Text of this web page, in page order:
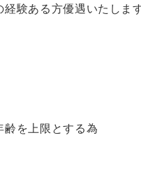
験ある方優遇いたしま
齢を上限とする為